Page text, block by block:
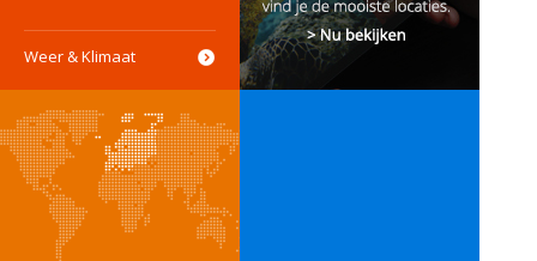
Weer & Klimaat